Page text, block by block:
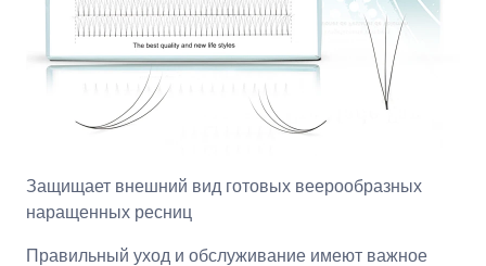
Защищает внешний вид готовых веерообразных
наращенных ресниц
Правильный уход и обслуживание имеют важное